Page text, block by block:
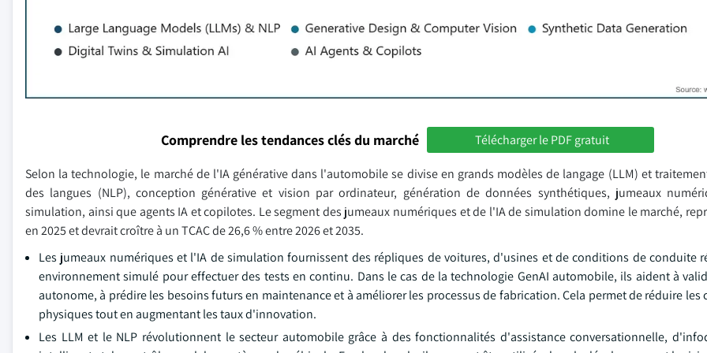
Comprendre les tendances clés du marché Télécharger le PDF gratuit
Selon la technologie, le marché de l'IA générative dans l'automobile se divise en grands modèles de langage (LLM) et
des langues (NLP), conception générative et vision par ordinateur, génération de données synthétiques, jumeaux
simulation, ainsi que agents IA et copilotes. Le segment des jumeaux numériques et de l'IA de simulation domine le marché,
en 2025 et devrait croître à un TCAC de 26,6 % entre 2026 et 2035.
Les jumeaux numériques et l'IA de simulation fournissent des répliques de voitures, d'usines et de conditions de conduite
environnement simulé pour effectuer des tests en continu. Dans le cas de la technologie GenAI automobile, ils aident à
autonome, à prédire les besoins futurs en maintenance et à améliorer les processus de fabrication. Cela permet de réduire les
physiques tout en augmentant les taux d'innovation.
Les LLM et le NLP révolutionnent le secteur automobile grâce à des fonctionnalités d'assistance conversationnelle,